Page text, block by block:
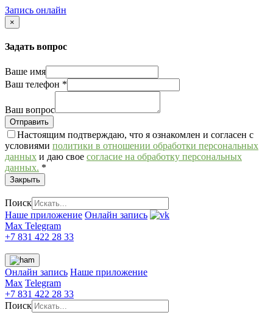
Запись онлайн
×
Задать вопрос
Ваше имя
Ваш телефон *
Ваш вопрос
Настоящим подтверждаю, что я ознакомлен и согласен с
условиями политики в отношении обработки персональных
данных и даю свое согласие на обработку персональных
данных. *
Закрыть
Поиск
Наше приложение Онлайн запись
Max Telegram
+7 831 422 28 33
Онлайн запись Наше приложение
Max Telegram
+7 831 422 28 33
Поиск